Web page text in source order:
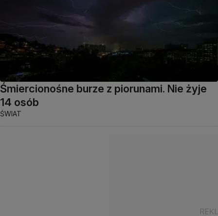
Śmiercionośne burze z piorunami. Nie żyje
14 osób
ŚWIAT